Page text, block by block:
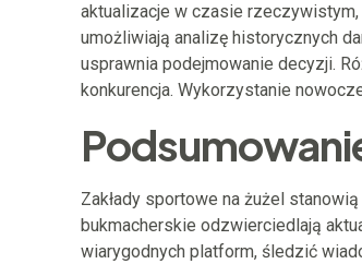
aktualizacje w czasie rzeczywistym,
umożliwiają analizę historycznych
usprawnia podejmowanie decyzji.
konkurencja. Wykorzystanie
Zakłady sportowe na żużel
bukmacherskie odzwierciedlają
wiarygodnych platform, śledzić